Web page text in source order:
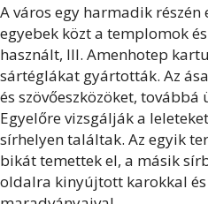
A város egy harmadik
egyebek közt a templomok
használt, III. Amenhotep
sártéglákat gyártották. Az
és szövőeszközöket,
Egyelőre vizsgálják a
sírhelyen találtak. Az egyik
bikát temettek el, a másik
oldalra kinyújtott karokkal